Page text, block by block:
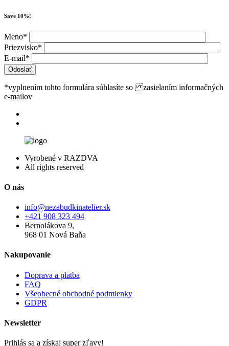
Save 10%!
Meno*
Priezvisko*
E-mail*
*vyplnením tohto formulára súhlasíte so zasielaním informačných
e-mailov
Vyrobené v RAZDVA
All rights reserved
O nás
info@nezabudkinatelier.sk
+421 908 323 494
Bernolákova 9,
968 01 Nová Baňa
Nakupovanie
Doprava a platba
FAQ
Všeobecné obchodné podmienky
GDPR
Newsletter
Prihlás sa a získaj super zľavy!